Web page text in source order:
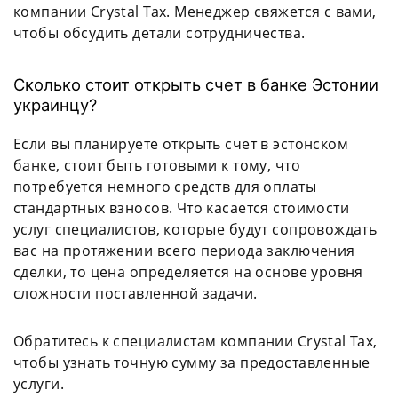
компании Crystal Tax. Менеджер свяжется с вами,
чтобы обсудить детали сотрудничества.
Сколько стоит открыть счет в банке Эстонии
украинцу?
Если вы планируете открыть счет в эстонском
банке, стоит быть готовыми к тому, что
потребуется немного средств для оплаты
стандартных взносов. Что касается стоимости
услуг специалистов, которые будут сопровождать
вас на протяжении всего периода заключения
сделки, то цена определяется на основе уровня
сложности поставленной задачи.
Обратитесь к специалистам компании Crystal Tax,
чтобы узнать точную сумму за предоставленные
услуги.